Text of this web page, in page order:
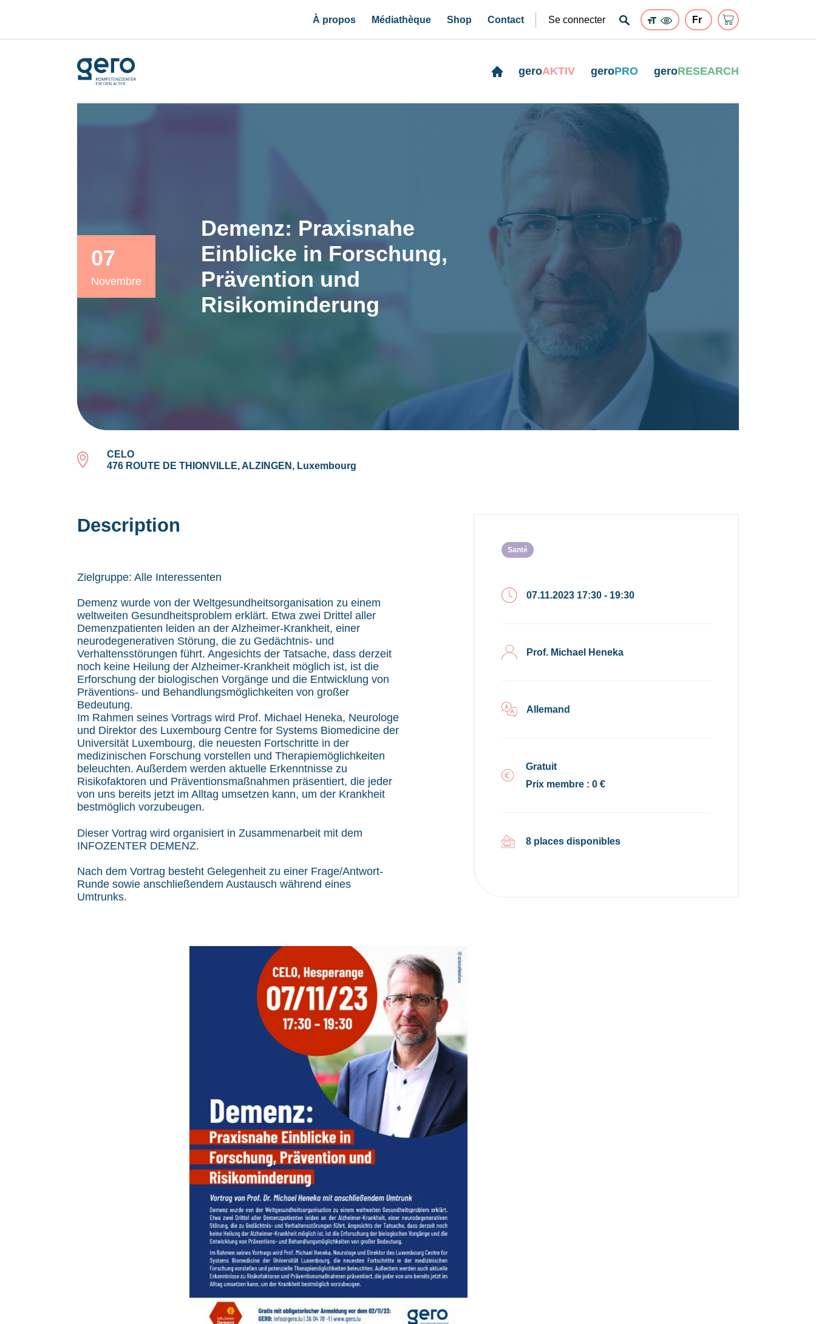
À propos Médiathèque Shop Contact Se connecter
geroAKTIV geroPRO geroRESEARCH
07
Novembre
Demenz: Praxisnahe
Einblicke in Forschung,
Prävention und
Risikominderung
CELO
476 ROUTE DE THIONVILLE, ALZINGEN, Luxembourg
Description
Zielgruppe: Alle Interessenten
Demenz wurde von der Weltgesundheitsorganisation zu einem
weltweiten Gesundheitsproblem erklärt. Etwa zwei Drittel aller
Demenzpatienten leiden an der Alzheimer-Krankheit, einer
neurodegenerativen Störung, die zu Gedächtnis- und
Verhaltensstörungen führt. Angesichts der Tatsache, dass derzeit
noch keine Heilung der Alzheimer-Krankheit möglich ist, ist die
Erforschung der biologischen Vorgänge und die Entwicklung von
Präventions- und Behandlungsmöglichkeiten von großer
Bedeutung.
Im Rahmen seines Vortrags wird Prof. Michael Heneka, Neurologe
und Direktor des Luxembourg Centre for Systems Biomedicine der
Universität Luxembourg, die neuesten Fortschritte in der
medizinischen Forschung vorstellen und Therapiemöglichkeiten
beleuchten. Außerdem werden aktuelle Erkenntnisse zu
Risikofaktoren und Präventionsmaßnahmen präsentiert, die jeder
von uns bereits jetzt im Alltag umsetzen kann, um der Krankheit
bestmöglich vorzubeugen.
Dieser Vortrag wird organisiert in Zusammenarbeit mit dem
INFOZENTER DEMENZ.
Nach dem Vortrag besteht Gelegenheit zu einer Frage/Antwort-
Runde sowie anschließendem Austausch während eines
Umtrunks.
Santé
07.11.2023 17:30 - 19:30
Prof. Michael Heneka
Allemand
Gratuit
Prix membre : 0 €
8 places disponibles